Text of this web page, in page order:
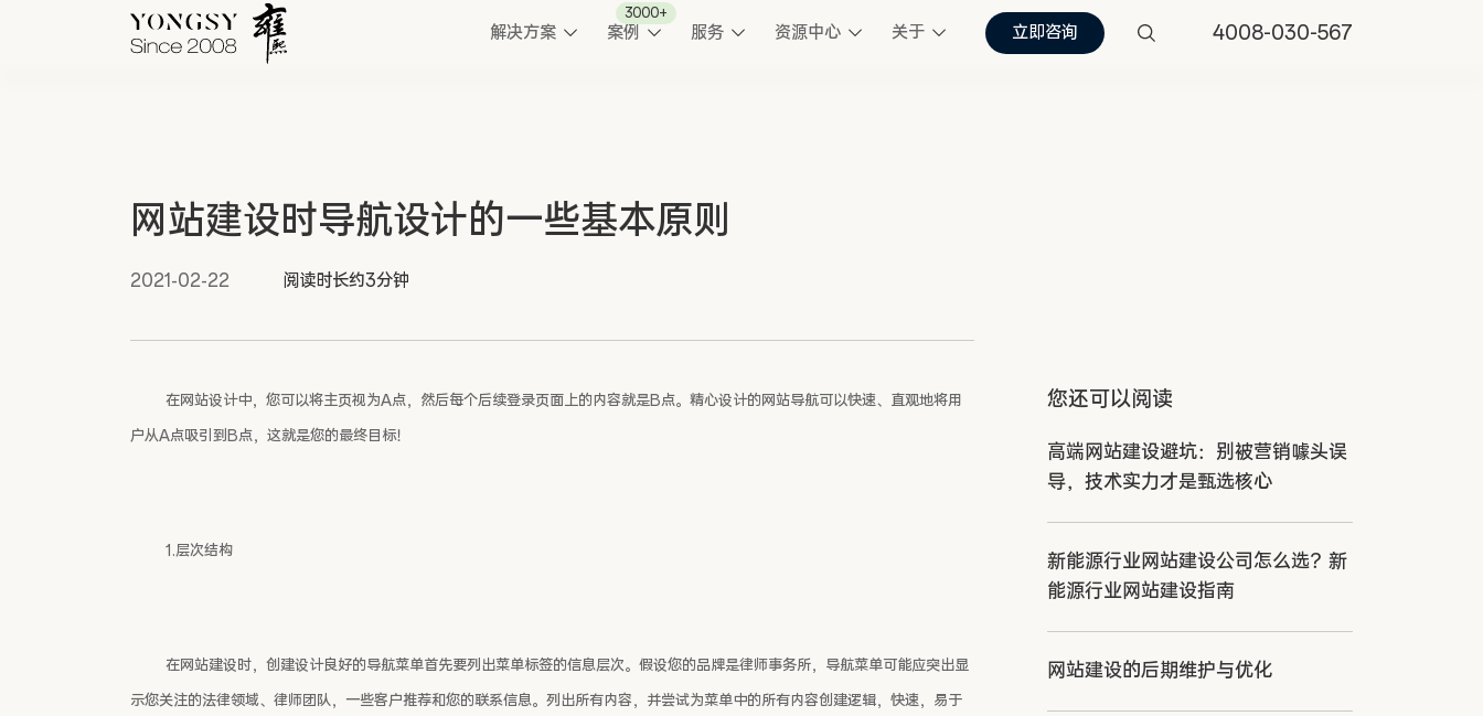
解决方案 案例
3000+
服务 资源中心 关于 立即咨询
新能源案例
我们的业务
4008-030-567
网站建设时导航设计的一些基本原则
2021-02-22 阅读时长约3分钟
在网站设计中，您可以将主页视为A点，然后每个后续登录页面上的内容就是B点。精心设计的网站导航可以快速、直观地将用
户从A点吸引到B点，这就是您的最终目标！
1.层次结构
在网站建设时，创建设计良好的导航菜单首先要列出菜单标签的信息层次。假设您的品牌是律师事务所，导航菜单可能应突出显
示您关注的法律领域、律师团队，一些客户推荐和您的联系信息。列出所有内容，并尝试为菜单中的所有内容创建逻辑，快速，易于
您还可以阅读
高端网站建设避坑：别被营销噱头误
导，技术实力才是甄选核心
新能源行业网站建设公司怎么选？新
能源行业网站建设指南
网站建设的后期维护与优化